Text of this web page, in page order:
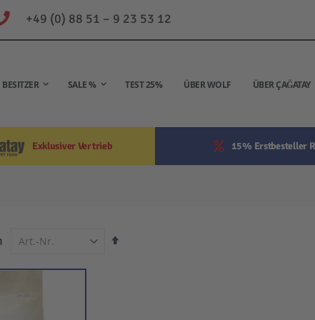
+49 (0) 88 51 – 9 23 53 12
BESITZER SALE % TEST 25% ÜBER WOLF ÜBER ÇAĞATAY
Exklusiver Vertrieb 15% Erstbesteller
In